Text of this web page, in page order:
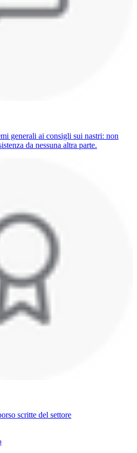
generali ai consigli sui nastri: non
da nessuna altra parte.
scritte del settore